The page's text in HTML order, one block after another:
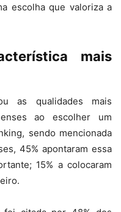
escolha que valoriza a
mais
as qualidades mais
ao escolher um
sendo mencionada
45% apontaram essa
15% a colocaram